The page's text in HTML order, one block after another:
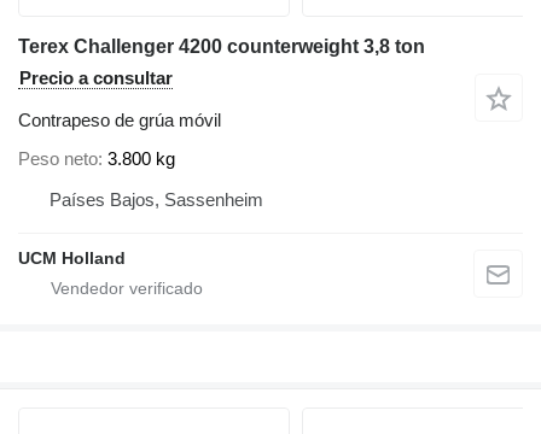
Terex Challenger 4200 counterweight 3,8 ton
Precio a consultar
Contrapeso de grúa móvil
Peso neto 3.800 kg
Países Bajos, Sassenheim
UCM Holland